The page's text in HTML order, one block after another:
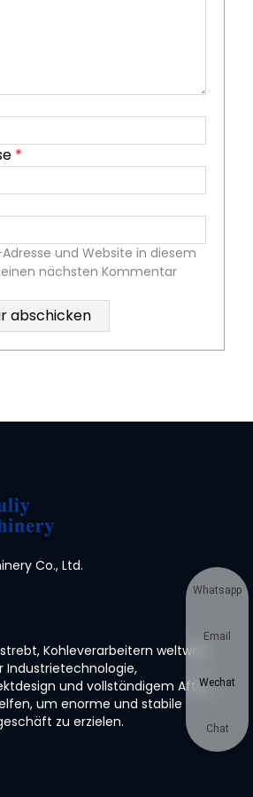
*
und Website in diesem
nächsten Kommentar
Co., Ltd.
Kohleverarbeitern weltweit
und vollständigem After-
um enorme und stabile
zu erzielen.
Whatsapp
Email
Wechat
Chat